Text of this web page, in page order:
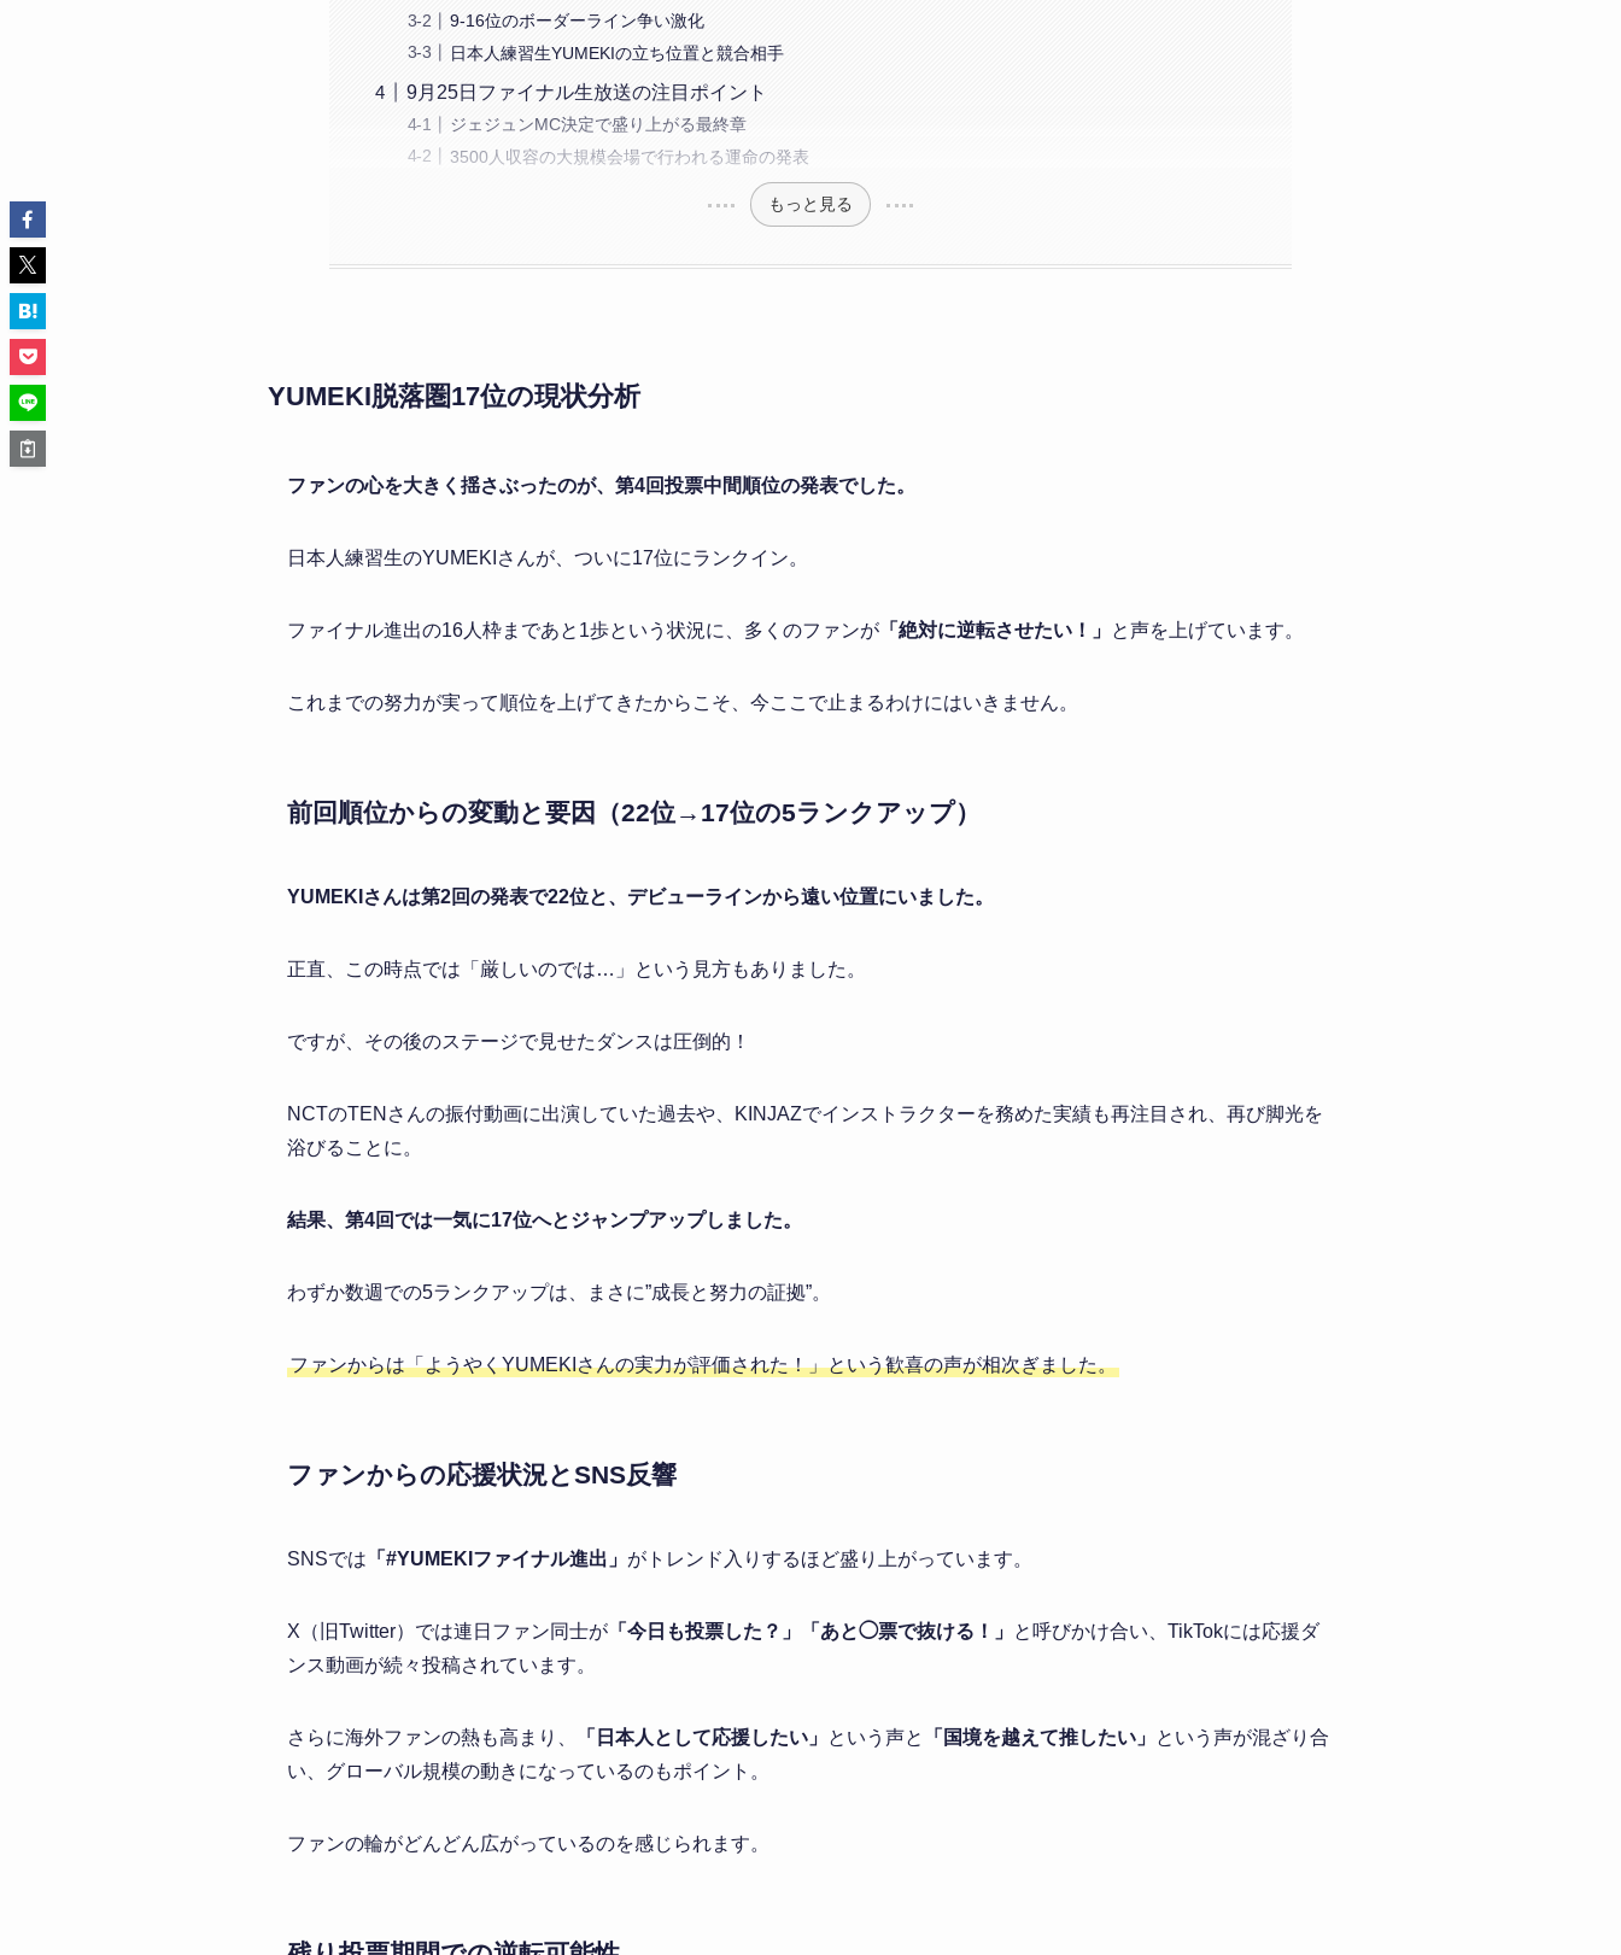
9-16位のボーダーライン争い激化
日本人練習生YUMEKIの立ち位置と競合相手
9月25日ファイナル生放送の注目ポイント
ジェジュンMC決定で盛り上がる最終章
3500人収容の大規模会場で行われる運命の発表
もっと見る
YUMEKI脱落圏17位の現状分析
ファンの心を大きく揺さぶったのが、第4回投票中間順位の発表でした。
日本人練習生のYUMEKIさんが、ついに17位にランクイン。
ファイナル進出の16人枠まであと1歩という状況に、多くのファンが 「絶対に逆転させたい！」 と声を上げています。
これまでの努力が実って順位を上げてきたからこそ、今ここで止まるわけにはいきません。
前回順位からの変動と要因（22位→17位の5ランクアップ）
YUMEKIさんは第2回の発表で22位と、デビューラインから遠い位置にいました。
正直、この時点では「厳しいのでは…」という見方もありました。
ですが、その後のステージで見せたダンスは圧倒的！
NCTのTENさんの振付動画に出演していた過去や、KINJAZでインストラクターを務めた実績も再注目され、再び脚光を
浴びることに。
結果、第4回では一気に17位へとジャンプアップしました。
わずか数週での5ランクアップは、まさに”成長と努力の証拠”。
ファンからは「ようやくYUMEKIさんの実力が評価された！」という歓喜の声が相次ぎました。
ファンからの応援状況とSNS反響
SNSでは 「#YUMEKIファイナル進出」 がトレンド入りするほど盛り上がっています。
X（旧Twitter）では連日ファン同士が 「今日も投票した？」「あと◯票で抜ける！」 と呼びかけ合い、TikTokには応援ダ
ンス動画が続々投稿されています。
さらに海外ファンの熱も高まり、 「日本人として応援したい」 という声と 「国境を越えて推したい」 という声が混ざり合
い、グローバル規模の動きになっているのもポイント。
ファンの輪がどんどん広がっているのを感じられます。